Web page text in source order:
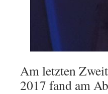
Am letzten
2017 fand am